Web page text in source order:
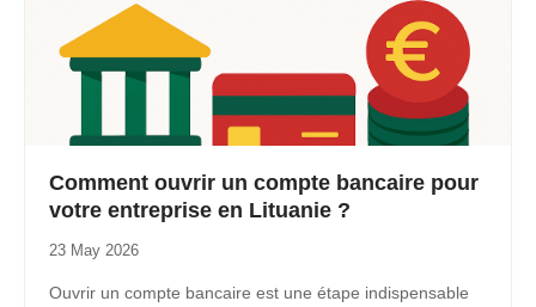
Comment ouvrir un compte bancaire pour
votre entreprise en Lituanie ?
23 May 2026
Ouvrir un compte bancaire est une étape indispensable